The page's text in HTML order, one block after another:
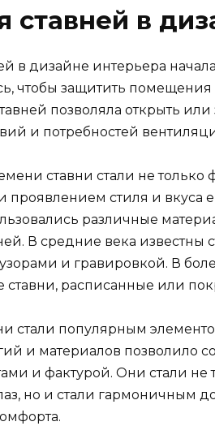
ставней в
в дизайне интерьера
чтобы защитить помещения
позволяла открыть
и потребностей
ставни стали не
проявлением стиля и вкуса
различные
В средние века известны
и гравировкой. В
ставни, расписанные или
стали популярным
и материалов позволило
и фактурой. Они стали не
но и стали гармоничным